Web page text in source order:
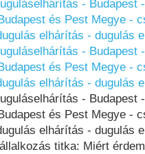
-
és Pest Megye -
elhárítás - dugulás
-
és Pest Megye -
elhárítás - dugulás
-
és Pest Megye -
elhárítás - dugulás
titka: Miért